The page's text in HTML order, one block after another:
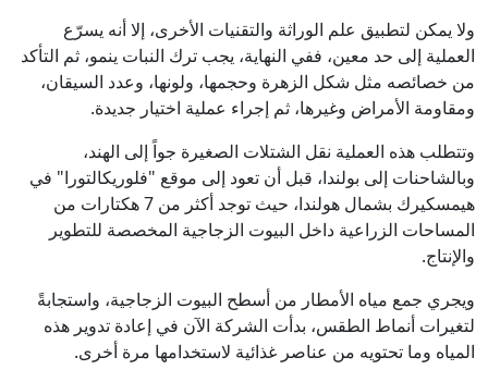
ولا يمكن لتطبيق علم الوراثة والتقنيات الأخرى، إلا أنه يسرّع
العملية إلى حد معين، ففي النهاية، يجب ترك النبات ينمو، ثم التأكد
من خصائصه مثل شكل الزهرة وحجمها، ولونها، وعدد السيقان،
ومقاومة الأمراض وغيرها، ثم إجراء عملية اختيار جديدة.
وتتطلب هذه العملية نقل الشتلات الصغيرة جواً إلى الهند،
وبالشاحنات إلى بولندا، قبل أن تعود إلى موقع "فلوريكالتورا" في
هيمسكيرك بشمال هولندا، حيث توجد أكثر من 7 هكتارات من
المساحات الزراعية داخل البيوت الزجاجية المخصصة للتطوير
والإنتاج.
ويجري جمع مياه الأمطار من أسطح البيوت الزجاجية، واستجابةً
لتغيرات أنماط الطقس، بدأت الشركة الآن في إعادة تدوير هذه
المياه وما تحتويه من عناصر غذائية لاستخدامها مرة أخرى.